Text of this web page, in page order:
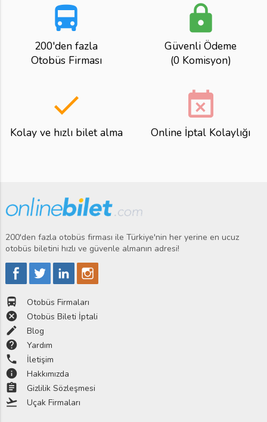
directions_bus
200'den fazla
Otobüs Firması
lock
Güvenli Ödeme
(0 Komisyon)
done
Kolay ve hızlı bilet alma
event_busy
Online İptal Kolaylığı
200'den fazla otobüs firması ile Türkiye'nin her yerine en ucuz
otobüs biletini hızlı ve güvenle almanın adresi!
directions_bus Otobüs Firmaları
cancel Otobüs Bileti İptali
edit Blog
help Yardım
phone İletişim
info Hakkımızda
assignment Gizlilik Sözleşmesi
flight_takeoff Uçak Firmaları